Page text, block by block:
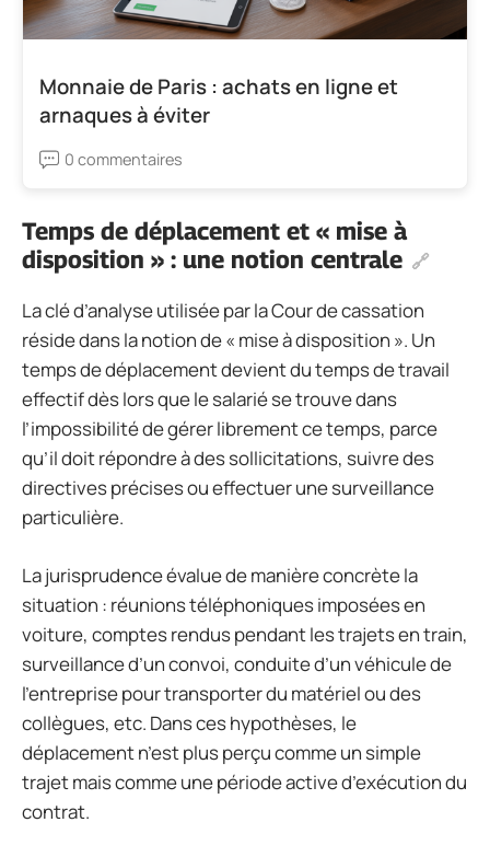
Monnaie de Paris : achats en ligne et
arnaques à éviter
0 commentaires
Temps de déplacement et « mise à
disposition » : une notion centrale
La clé d’analyse utilisée par la Cour de cassation
réside dans la notion de « mise à disposition ». Un
temps de déplacement devient du temps de travail
effectif dès lors que le salarié se trouve dans
l’impossibilité de gérer librement ce temps, parce
qu’il doit répondre à des sollicitations, suivre des
directives précises ou effectuer une surveillance
particulière.
La jurisprudence évalue de manière concrète la
situation : réunions téléphoniques imposées en
voiture, comptes rendus pendant les trajets en train,
surveillance d’un convoi, conduite d’un véhicule de
l’entreprise pour transporter du matériel ou des
collègues, etc. Dans ces hypothèses, le
déplacement n’est plus perçu comme un simple
trajet mais comme une période active d’exécution du
contrat.